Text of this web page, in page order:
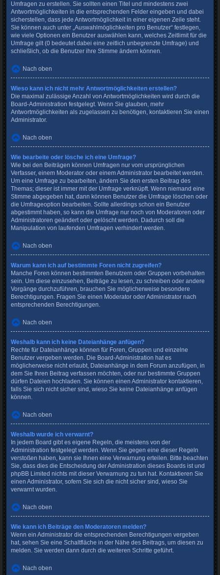
Umfragen zu erstellen. Sie sollten einen Titel und mindestens zwei
Antwortmöglichkeiten in die entsprechenden Felder eingeben und dabei
sicherstellen, dass jede Antwortmöglichkeit in einer eigenen Zeile steht.
Sie können auch unter „Auswahlmöglichkeiten pro Benutzer“ festlegen,
wie viele Optionen ein Benutzer auswählen kann, welches Zeitlimit für die
Umfrage gilt (0 bedeutet dabei eine zeitlich unbegrenzte Umfrage) und
schließlich, ob die Benutzer ihre Stimme ändern können.
Nach oben
Wieso kann ich nicht mehr Antwortmöglichkeiten erstellen?
Die maximal zulässige Anzahl von Antwortmöglichkeiten wird durch die
Board-Administration festgelegt. Wenn Sie glauben, mehr
Antwortmöglichkeiten als zugelassen zu benötigen, kontaktieren Sie einen
Administrator.
Nach oben
Wie bearbeite oder lösche ich eine Umfrage?
Wie bei den Beiträgen können Umfragen nur vom ursprünglichen
Verfasser, einem Moderator oder einem Administrator bearbeitet werden.
Um eine Umfrage zu bearbeiten, ändern Sie den ersten Beitrag des
Themas; dieser ist immer mit der Umfrage verknüpft. Wenn niemand eine
Stimme abgegeben hat, dann können Benutzer die Umfrage löschen oder
die Umfrageoption bearbeiten. Sollte allerdings schon ein Benutzer
abgestimmt haben, so kann die Umfrage nur noch von Moderatoren oder
Administratoren geändert oder gelöscht werden. Dadurch soll die
Manipulation von laufenden Umfragen verhindert werden.
Nach oben
Warum kann ich auf bestimmte Foren nicht zugreifen?
Manche Foren können bestimmten Benutzern oder Gruppen vorbehalten
sein. Um diese einzusehen, Beiträge zu lesen, zu schreiben oder andere
Vorgänge durchzuführen, brauchen Sie möglicherweise besondere
Berechtigungen. Fragen Sie einen Moderator oder Administrator nach
entsprechenden Berechtigungen.
Nach oben
Weshalb kann ich keine Dateianhänge anfügen?
Rechte für Dateianhänge können für Foren, Gruppen und einzelne
Benutzer vergeben werden. Die Board-Administration hat es
möglicherweise nicht erlaubt, Dateianhänge in dem Forum anzufügen, in
dem Sie Ihren Beitrag verfassen möchten, oder nur bestimmte Gruppen
dürfen Dateien hochladen. Sie können einen Administrator kontaktieren,
falls Sie sich nicht sicher sind, wieso Sie keine Dateianhänge anfügen
können.
Nach oben
Weshalb wurde ich verwarnt?
In jedem Board gibt es eigene Regeln, die meistens von der
Administration festgelegt werden. Wenn Sie gegen eine dieser Regeln
verstoßen haben, kann sie Ihnen eine Verwarnung erteilen. Bitte beachten
Sie, dass dies die Entscheidung der Administration dieses Boards ist und
phpBB Limited nichts mit dieser Verwarnung zu tun hat. Kontaktieren Sie
einen Administrator, sofern Sie sich die nicht sicher sind, wieso Sie
verwarnt wurden.
Nach oben
Wie kann ich Beiträge den Moderatoren melden?
Wenn ein Administrator die entsprechenden Berechtigungen vergeben
hat, sehen Sie eine Schaltfläche in der Nähe des Beitrags, um diesen zu
melden. Sie werden dann durch die weiteren Schritte geführt.
Nach oben